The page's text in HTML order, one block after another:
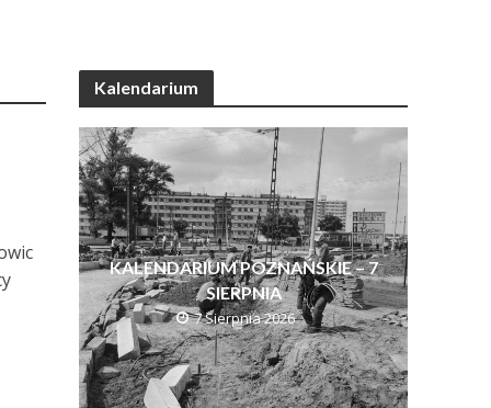
Kalendarium
KALENDARIUM POZNAŃSKIE – 7
SIERPNIA
7 Sierpnia 2026